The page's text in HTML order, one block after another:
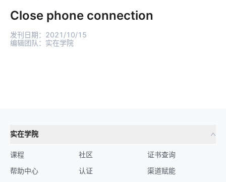
Close phone connection
发刊日期： 2021/10/15
编辑团队： 实在学院
实在学院
课程
帮助中心
社区
认证
证书查询
渠道赋能